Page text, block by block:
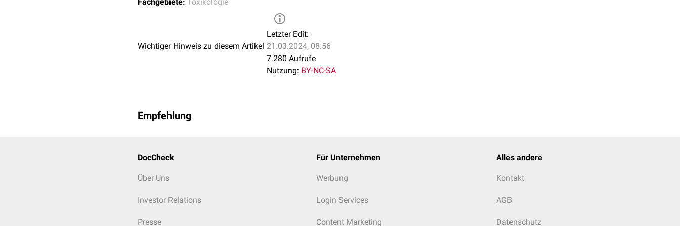
Wichtiger Hinweis zu diesem Artikel
Letzter Edit:
21.03.2024, 08:56
7.280 Aufrufe
Nutzung: BY-NC-SA
Empfehlung
DocCheck
Über Uns
Investor Relations
Presse
Für Unternehmen
Werbung
Login Services
Content Marketing
Alles andere
Kontakt
AGB
Datenschutz